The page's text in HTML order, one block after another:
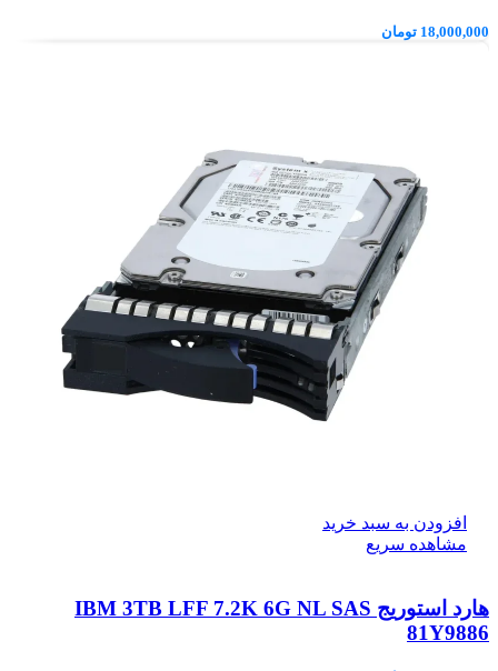
18,000,000 تومان
افزودن به سبد خرید
مشاهده سریع
هارد استوریج IBM 3TB LFF 7.2K 6G NL SAS
81Y9886